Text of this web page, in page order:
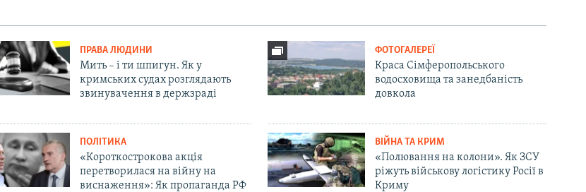
ПРАВА ЛЮДИНИ
Мить – і ти шпигун. Як у
кримських судах розглядають
звинувачення в держзраді
ФОТОГАЛЕРЕЇ
Краса Сімферопольського
водосховища та занедбаність
довкола
ПОЛІТИКА
«Короткострокова акція
перетворилася на війну на
виснаження»: Як пропаганда РФ
ВІЙНА ТА КРИМ
«Полювання на колони». Як ЗСУ
ріжуть військову логістику Росії в
Криму